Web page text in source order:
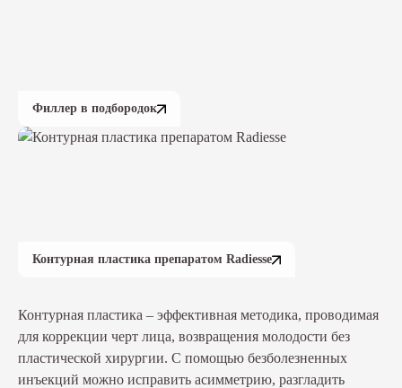
Филлер в подбородок
Контурная пластика препаратом Radiesse
Контурная пластика – эффективная методика, проводимая
для коррекции черт лица, возвращения молодости без
пластической хирургии. С помощью безболезненных
инъекций можно исправить асимметрию, разгладить